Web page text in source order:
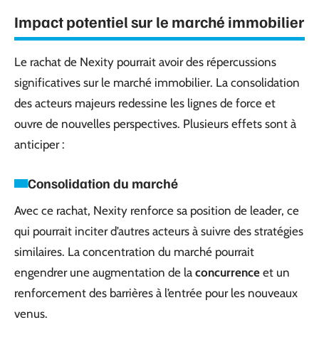
Impact potentiel sur le marché immobilier
Le rachat de Nexity pourrait avoir des répercussions
significatives sur le marché immobilier. La consolidation
des acteurs majeurs redessine les lignes de force et
ouvre de nouvelles perspectives. Plusieurs effets sont à
anticiper :
Consolidation du marché
Avec ce rachat, Nexity renforce sa position de leader, ce
qui pourrait inciter d’autres acteurs à suivre des stratégies
similaires. La concentration du marché pourrait
engendrer une augmentation de la concurrence et un
renforcement des barrières à l’entrée pour les nouveaux
venus.